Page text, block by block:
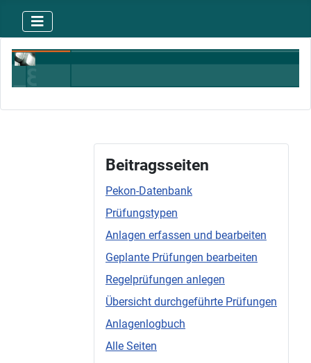
Beitragsseiten
Pekon-Datenbank
Prüfungstypen
Anlagen erfassen und bearbeiten
Geplante Prüfungen bearbeiten
Regelprüfungen anlegen
Übersicht durchgeführte Prüfungen
Anlagenlogbuch
Alle Seiten